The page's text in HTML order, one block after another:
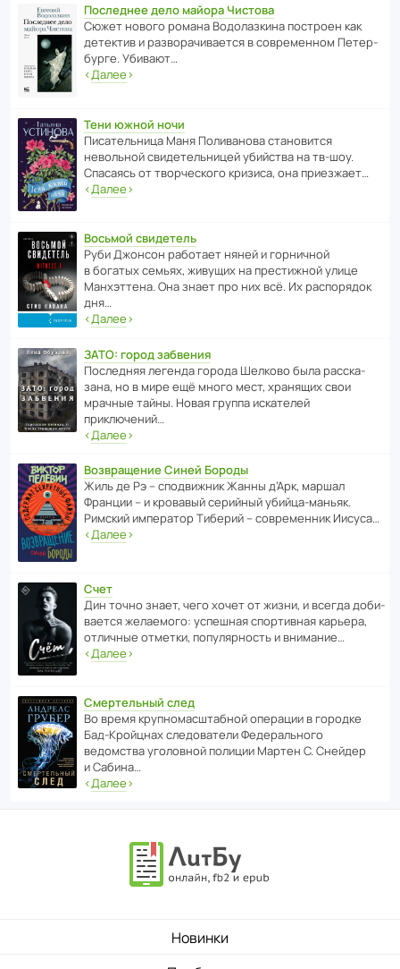
Последнее дело майора Чистова
Сюжет нового романа Водо­ла­з­кина пост­роен как
дете­ктив и разво­ра­чи­ва­ется в совре­менном Пете­р­
бурге. Убивают…
‹Далее›
Тени южной ночи
Писа­тель­ница Маня Поли­ва­нова стано­вится
невольной свиде­тель­ницей убийства на тв-шоу.
Спасаясь от твор­че­с­кого кризиса, она приезжает…
‹Далее›
Восьмой свидетель
Руби Джонсон рабо­тает няней и горни­чной
в богатых семьях, живущих на прес­ти­жной улице
Манх­эт­тена. Она знает про них всё. Их распо­рядок
дня…
‹Далее›
ЗАТО: город забвения
После­дняя легенда города Шелково была расска­
зана, но в мире ещё много мест, хранящих свои
мрачные тайны. Новая группа иска­телей
приключений…
‹Далее›
Возвращение Синей Бороды
Жиль де Рэ – спод­ви­жник Жанны д’Арк, маршал
Франции – и кровавый серийный убийца-маньяк.
Римский импе­ратор Тиберий – совре­менник Иисуса…
‹Далее›
Счет
Дин точно знает, чего хочет от жизни, и всегда доби­
ва­ется жела­е­мого: успе­шная спор­ти­вная карьера,
отли­чные отметки, попу­ля­р­ность и внимание…
‹Далее›
Смертельный след
Во время круп­но­мас­ш­та­бной операции в городке
Бад‑Крой­цнах следо­ва­тели Феде­раль­ного
ведомства уголо­вной полиции Мартен С. Снейдер
и Сабина…
‹Далее›
Новинки